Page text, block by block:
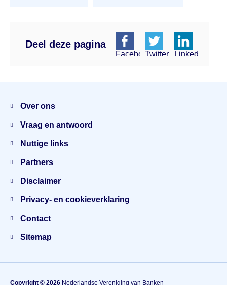
Deel deze pagina
FacebookTwitter Linkedin
Over ons
Vraag en antwoord
Nuttige links
Partners
Disclaimer
Privacy- en cookieverklaring
Contact
Sitemap
Copyright © 2026 Nederlandse Vereniging van Banken